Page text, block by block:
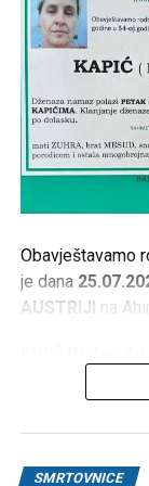
Obavještavamo
je dana
AUSTRIJI na
Dženaza
h, ispred kuće
SMRTOVNICE